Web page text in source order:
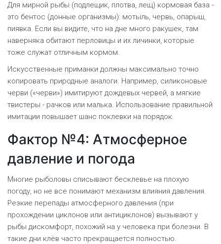
Для мирной рыбы (подлещик, плотва, лещ) кормовая база -
это бентос (донные организмы): мотыль, червь, опарыш,
пиявка. Если вы видите, что на дне много ракушек, там
наверняка обитают перловицы и их личинки, которые
тоже служат отличным кормом.
Искусственные приманки должны максимально точно
копировать природные аналоги. Например, силиконовые
черви («черви») имитируют дождевых червей, а мягкие
твистеры - рачков или малька. Использование правильной
имитации повышает шанс поклевки на порядок.
Фактор №4: Атмосферное
давление и погода
Многие рыболовы списывают бесклевье на плохую
погоду, но не все понимают механизм влияния давления.
Резкие перепады атмосферного давления (при
прохождении циклонов или антициклонов) вызывают у
рыбы дискомфорт, похожий на у человека при болезни. В
такие дни клёв часто прекращается полностью.